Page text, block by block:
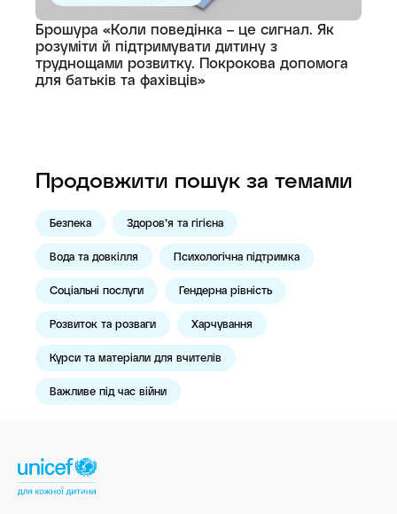
Брошура «Коли поведінка – це сигнал. Як
розуміти й підтримувати дитину з
труднощами розвитку. Покрокова допомога
для батьків та фахівців»
Продовжити пошук за темами
Безпека Здоров’я та гігієна
Вода та довкілля Психологічна підтримка
Соціальні послуги Гендерна рівність
Розвиток та розваги Харчування
Курси та матеріали для вчителів
Важливе під час війни